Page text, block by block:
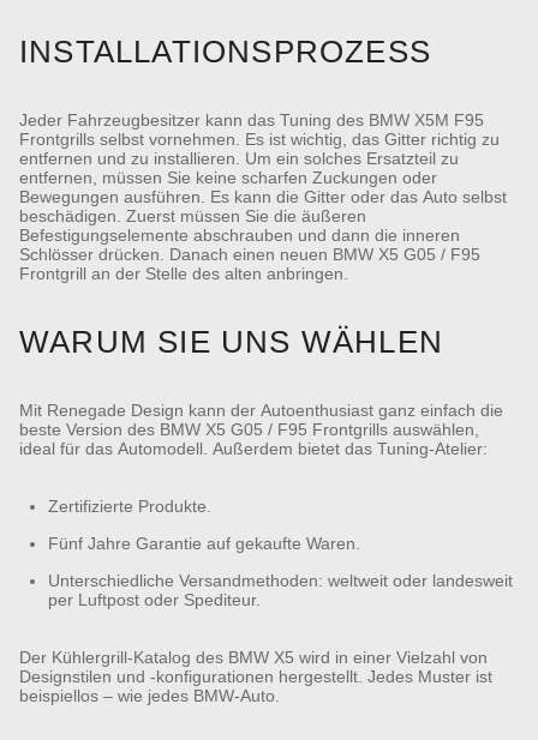
INSTALLATIONSPROZESS
Jeder Fahrzeugbesitzer kann das Tuning des BMW X5M F95
Frontgrills selbst vornehmen. Es ist wichtig, das Gitter richtig zu
entfernen und zu installieren. Um ein solches Ersatzteil zu
entfernen, müssen Sie keine scharfen Zuckungen oder
Bewegungen ausführen. Es kann die Gitter oder das Auto selbst
beschädigen. Zuerst müssen Sie die äußeren
Befestigungselemente abschrauben und dann die inneren
Schlösser drücken. Danach einen neuen BMW X5 G05 / F95
Frontgrill an der Stelle des alten anbringen.
WARUM SIE UNS WÄHLEN
Mit Renegade Design kann der Autoenthusiast ganz einfach die
beste Version des BMW X5 G05 / F95 Frontgrills auswählen,
ideal für das Automodell. Außerdem bietet das Tuning-Atelier:
Zertifizierte Produkte.
Fünf Jahre Garantie auf gekaufte Waren.
Unterschiedliche Versandmethoden: weltweit oder landesweit
per Luftpost oder Spediteur.
Der Kühlergrill-Katalog des BMW X5 wird in einer Vielzahl von
Designstilen und -konfigurationen hergestellt. Jedes Muster ist
beispiellos – wie jedes BMW-Auto.